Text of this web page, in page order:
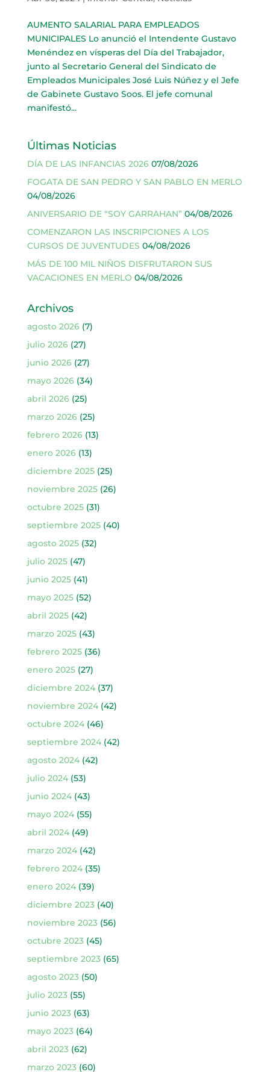
AUMENTO SALARIAL PARA EMPLEADOS
MUNICIPALES Lo anunció el Intendente Gustavo
Menéndez en vísperas del Día del Trabajador,
junto al Secretario General del Sindicato de
Empleados Municipales José Luis Núñez y el Jefe
de Gabinete Gustavo Soos. El jefe comunal
manifestó...
Últimas Noticias
DÍA DE LAS INFANCIAS 2026 07/08/2026
FOGATA DE SAN PEDRO Y SAN PABLO EN MERLO
04/08/2026
ANIVERSARIO DE “SOY GARRAHAN” 04/08/2026
COMENZARON LAS INSCRIPCIONES A LOS
CURSOS DE JUVENTUDES 04/08/2026
MÁS DE 100 MIL NIÑOS DISFRUTARON SUS
VACACIONES EN MERLO 04/08/2026
Archivos
agosto 2026(7)
julio 2026(27)
junio 2026(27)
mayo 2026(34)
abril 2026(25)
marzo 2026(25)
febrero 2026(13)
enero 2026(13)
diciembre 2025(25)
noviembre 2025(26)
octubre 2025(31)
septiembre 2025(40)
agosto 2025(32)
julio 2025(47)
junio 2025(41)
mayo 2025(52)
abril 2025(42)
marzo 2025(43)
febrero 2025(36)
enero 2025(27)
diciembre 2024(37)
noviembre 2024(42)
octubre 2024(46)
septiembre 2024(42)
agosto 2024(42)
julio 2024(53)
junio 2024(43)
mayo 2024(55)
abril 2024(49)
marzo 2024(42)
febrero 2024(35)
enero 2024(39)
diciembre 2023(40)
noviembre 2023(56)
octubre 2023(45)
septiembre 2023(65)
agosto 2023(50)
julio 2023(55)
junio 2023(63)
mayo 2023(64)
abril 2023(62)
marzo 2023(60)